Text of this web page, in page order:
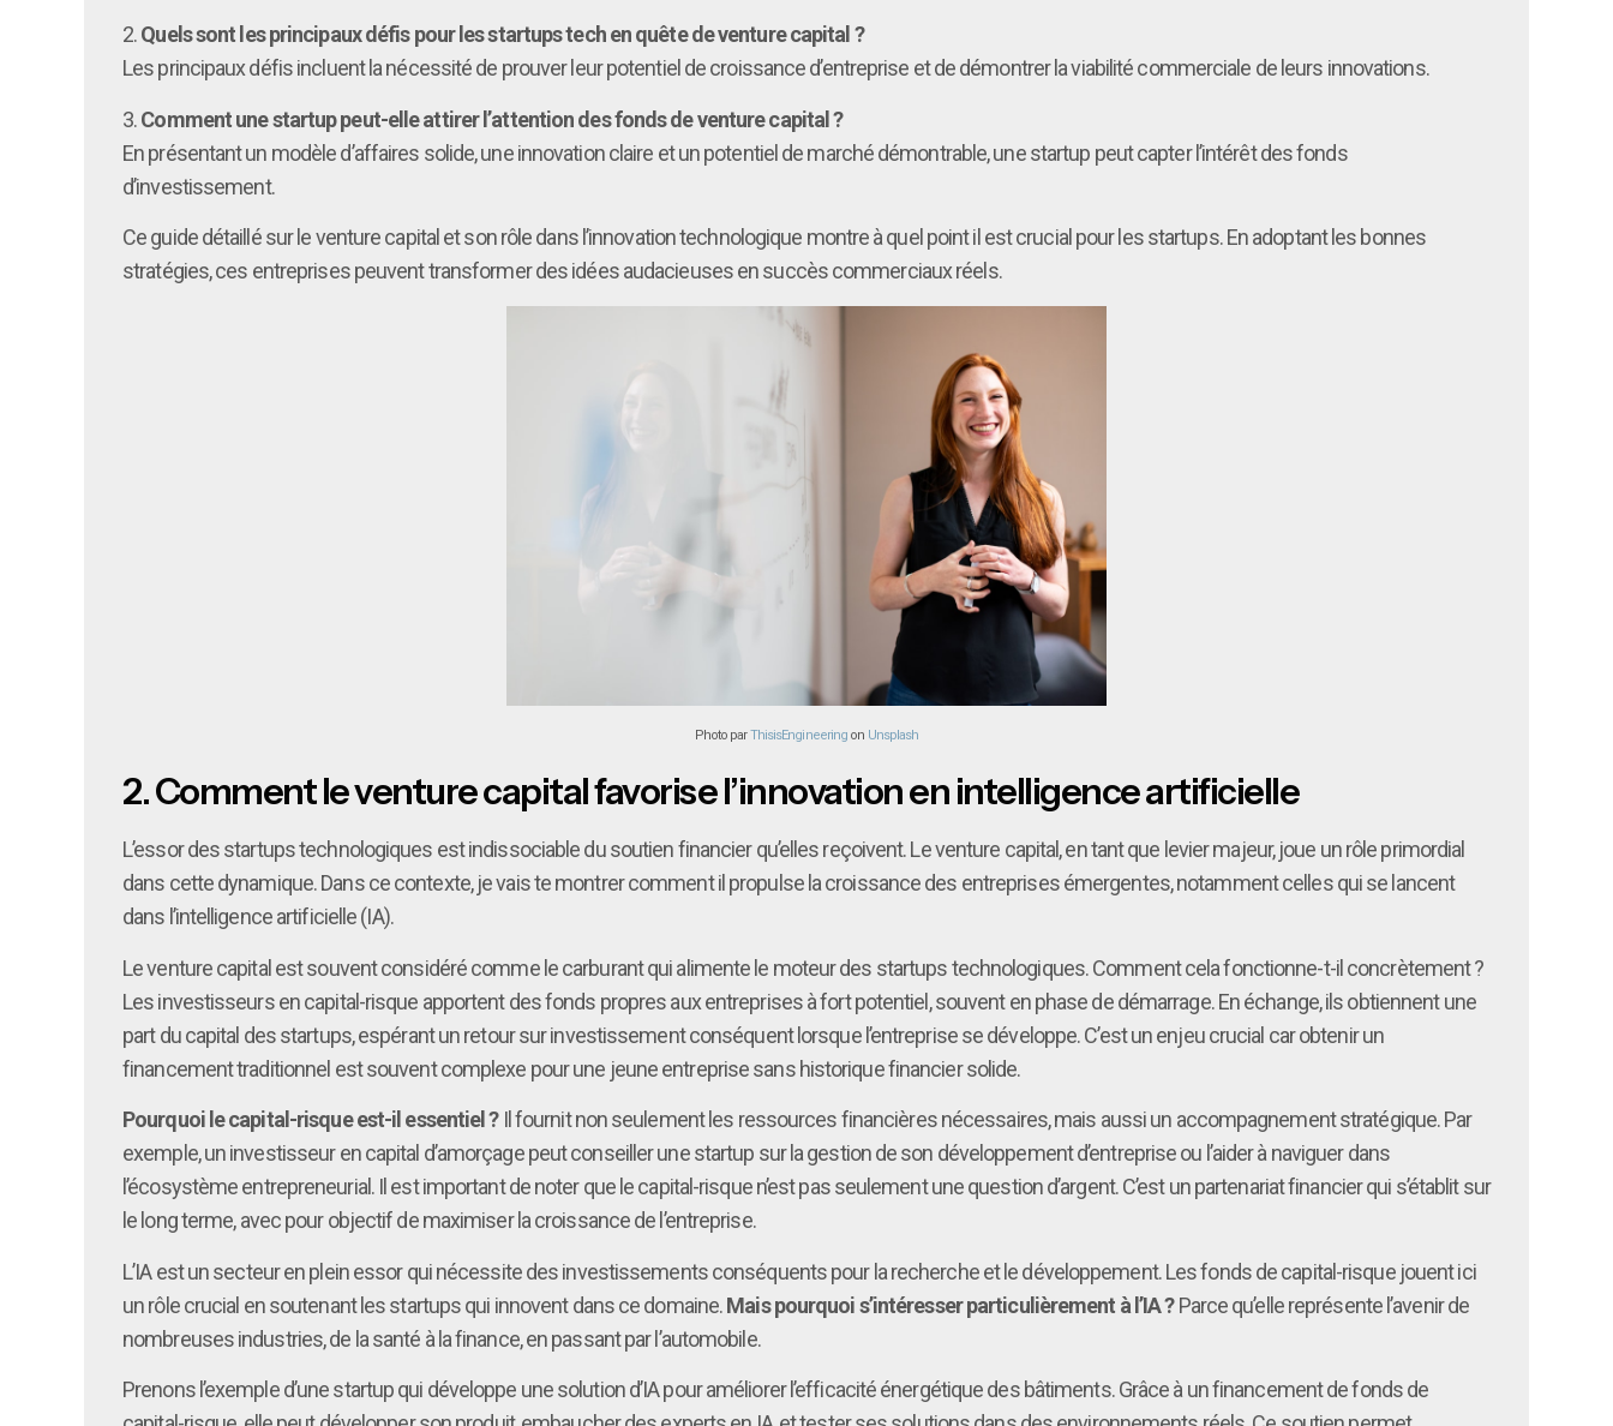
2.Quels sont les principaux défis pour les startups tech en quête de venture capital ?
Les principaux défis incluent la nécessité de prouver leur potentiel de croissance d’entreprise et de démontrer la viabilité commerciale de leurs innovations.
3.Comment une startup peut-elle attirer l’attention des fonds de venture capital ?
En présentant un modèle d’affaires solide, une innovation claire et un potentiel de marché démontrable, une startup peut capter l’intérêt des fonds
d’investissement.
Ce guide détaillé sur le venture capital et son rôle dans l’innovation technologique montre à quel point il est crucial pour les startups. En adoptant les bonnes
stratégies, ces entreprises peuvent transformer des idées audacieuses en succès commerciaux réels.
Photo parThisisEngineering on Unsplash
2.Comment le venture capital favorise l’innovation en intelligence artificielle
L’essor des startups technologiques est indissociable du soutien financier qu’elles reçoivent. Le venture capital, en tant que levier majeur, joue un rôle primordial
dans cette dynamique. Dans ce contexte, je vais te montrer comment il propulse la croissance des entreprises émergentes, notamment celles qui se lancent
dans l’intelligence artificielle (IA).
Le venture capital est souvent considéré comme le carburant qui alimente le moteur des startups technologiques. Comment cela fonctionne-t-il concrètement ?
Les investisseurs en capital-risque apportent des fonds propres aux entreprises à fort potentiel, souvent en phase de démarrage. En échange, ils obtiennent une
part du capital des startups, espérant un retour sur investissement conséquent lorsque l’entreprise se développe. C’est un enjeu crucial car obtenir un
financement traditionnel est souvent complexe pour une jeune entreprise sans historique financier solide.
Pourquoi le capital-risque est-il essentiel ?Il fournit non seulement les ressources financières nécessaires, mais aussi un accompagnement stratégique. Par
exemple, un investisseur en capital d’amorçage peut conseiller une startup sur la gestion de son développement d’entreprise ou l’aider à naviguer dans
l’écosystème entrepreneurial. Il est important de noter que le capital-risque n’est pas seulement une question d’argent. C’est un partenariat financier qui s’établit sur
le long terme, avec pour objectif de maximiser la croissance de l’entreprise.
L’IA est un secteur en plein essor qui nécessite des investissements conséquents pour la recherche et le développement. Les fonds de capital-risque jouent ici
un rôle crucial en soutenant les startups qui innovent dans ce domaine.Mais pourquoi s’intéresser particulièrement à l’IA ?Parce qu’elle représente l’avenir de
nombreuses industries, de la santé à la finance, en passant par l’automobile.
Prenons l’exemple d’une startup qui développe une solution d’IA pour améliorer l’efficacité énergétique des bâtiments. Grâce à un financement de fonds de